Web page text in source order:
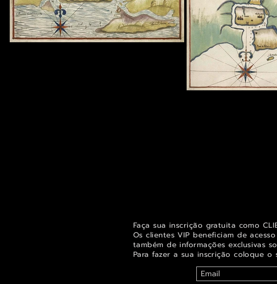
Faça sua inscrição gratuita como
Os clientes VIP beneficiam de
também de informações exclusivas
Para fazer a sua inscrição coloque